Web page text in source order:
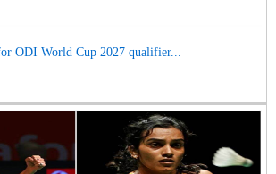
ODI World Cup 2027 qualifier...